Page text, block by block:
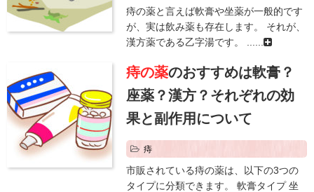
痔の薬と言えば軟膏や坐薬が一般的です
が、実は飲み薬も存在します。 それが、
漢方薬である乙字湯です。 ......
痔の薬のおすすめは軟膏？
座薬？漢方？それぞれの効
果と副作用について
痔
市販されている痔の薬は、以下の3つの
タイプに分類できます。 軟膏タイプ 坐